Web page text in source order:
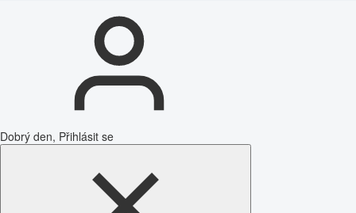
Dobrý den, Přihlásit se